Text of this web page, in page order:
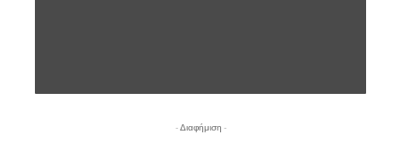
- Διαφήμιση -